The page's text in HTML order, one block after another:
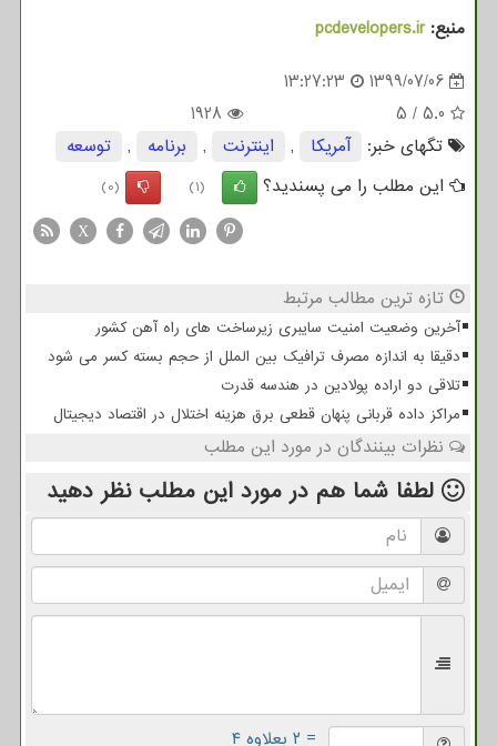
منبع:pcdevelopers.ir
1399/07/06
13:27:23
5.0
/
5
1928
تگهای خبر:
آمریكا , اینترنت , برنامه ,
توسعه
این مطلب را می پسندید؟
(1)
(0)
X
تازه ترین مطالب مرتبط
آخرین وضعیت امنیت سایبری زیرساخت های راه آهن کشور
دقیقا به اندازه مصرف ترافیک بین الملل از حجم بسته کسر می شود
تلاقی دو اراده پولادین در هندسه قدرت
مراکز داده قربانی پنهان قطعی برق هزینه اختلال در اقتصاد دیجیتال
نظرات بینندگان در مورد این مطلب
لطفا شما هم در مورد این مطلب نظر دهید
= ۲ بعلاوه ۴